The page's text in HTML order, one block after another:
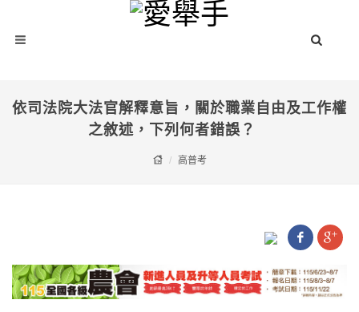
依司法院大法官解釋意旨，關於職業自由及工作權
之敘述，下列何者錯誤？
高普考